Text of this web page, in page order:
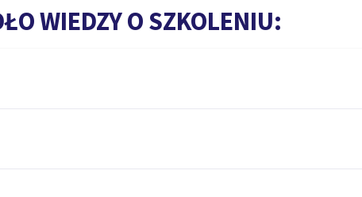
WIEDZY O SZKOLENIU: